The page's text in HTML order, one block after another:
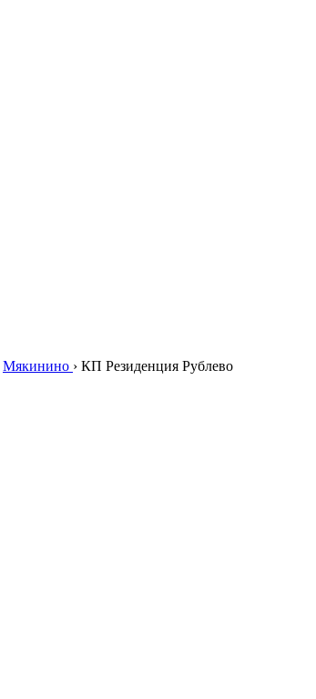
Мякинино › КП Резиденция Рублево